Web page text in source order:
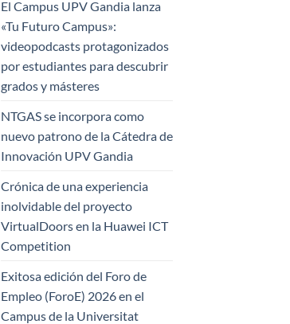
El Campus UPV Gandia lanza
«Tu Futuro Campus»:
videopodcasts protagonizados
por estudiantes para descubrir
grados y másteres
NTGAS se incorpora como
nuevo patrono de la Cátedra de
Innovación UPV Gandia
Crónica de una experiencia
inolvidable del proyecto
VirtualDoors en la Huawei ICT
Competition
Exitosa edición del Foro de
Empleo (ForoE) 2026 en el
Campus de la Universitat